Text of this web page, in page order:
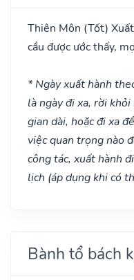
Thiên Môn (Tốt)
cầu được ước thấy,
* Ngày xuất hành
là ngày đi xa, rời
gian dài, hoặc đi xa
việc quan trọng nào
công tác, xuất hành
lịch (áp dụng khi có
Bành tổ bách